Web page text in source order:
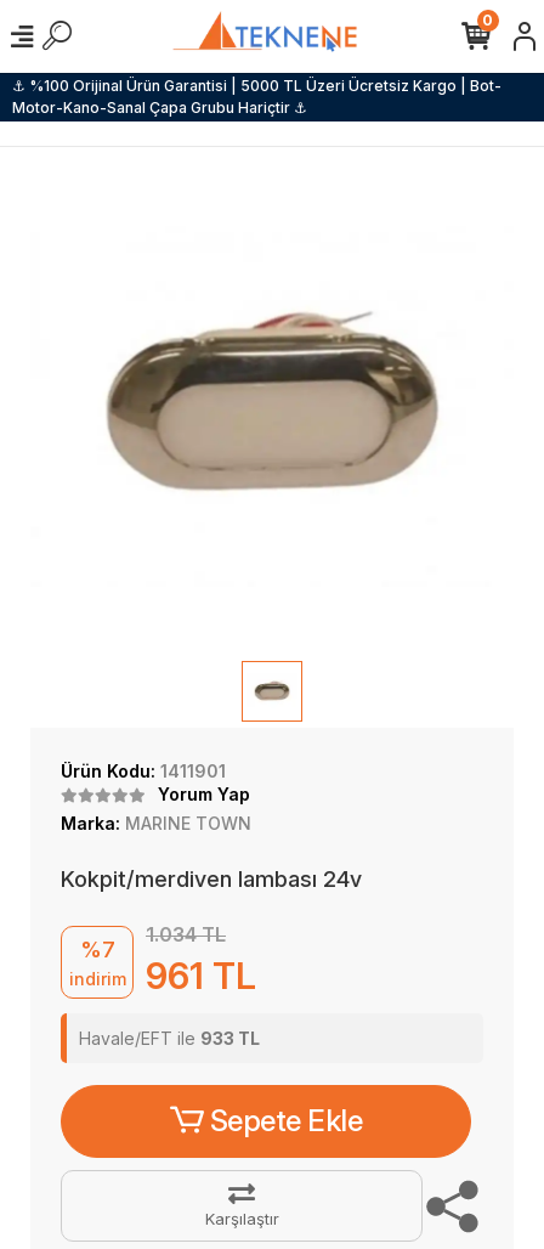
⚓ %100 Orijinal Ürün Garantisi | 5000 TL Üzeri Ücretsiz Kargo | Bot-
Motor-Kano-Sanal Çapa Grubu Hariçtir ⚓
0
Ürün Kodu: 1411901
Yorum Yap
Marka: MARINE TOWN
Kokpit/merdiven lambası 24v
%7
indirim
1.034 TL
961 TL
Havale/EFT ile 933 TL
Sepete Ekle
Karşılaştır